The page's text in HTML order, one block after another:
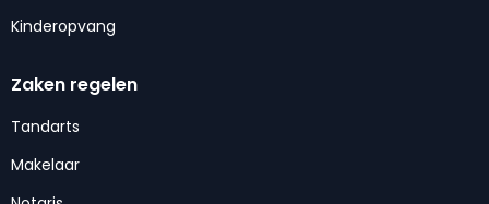
Kinderopvang
Zaken regelen
Tandarts
Makelaar